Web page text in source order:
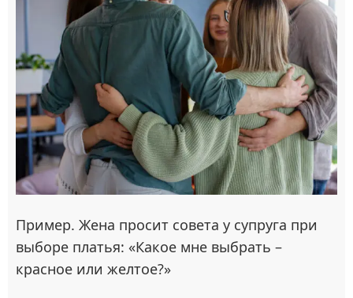
Пример. Жена просит совета у супруга при
выборе платья: «Какое мне выбрать –
красное или желтое?»